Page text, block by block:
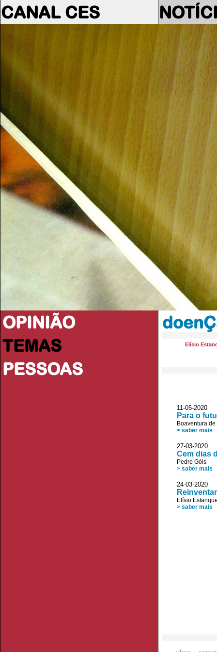
CANAL CES
OPINIÃO
TEMAS
PESSOAS
Elísio
11-05-
Para o
Boaventura
> saber mais
27-03-
Cem dias
Pedro Góis
> saber mais
24-03-
Elísio
> saber mais